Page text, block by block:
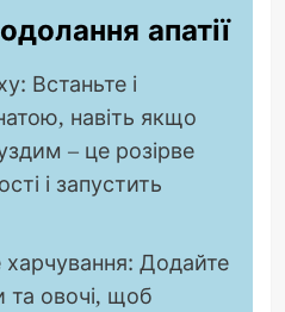
апатії
Встаньте і
навіть якщо
– це розірве
і запустить
харчування: Додайте
та овочі, щоб